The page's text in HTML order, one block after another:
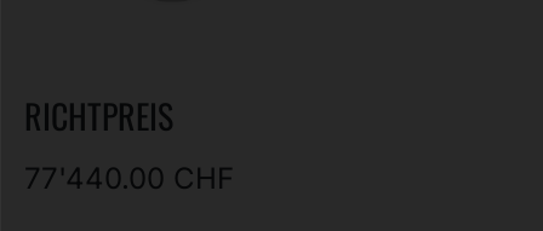
RICHTPREIS
77'440.00 CHF